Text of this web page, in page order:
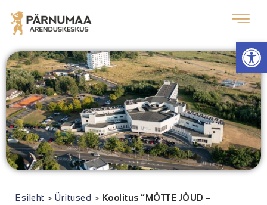
Esileht > Üritused > Koolitus “MÕTTE JÕUD –